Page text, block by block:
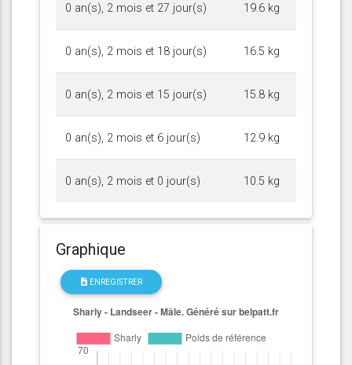
0 an(s), 2 mois et 27 jour(s) 19.6 kg
0 an(s), 2 mois et 18 jour(s) 16.5 kg
0 an(s), 2 mois et 15 jour(s) 15.8 kg
0 an(s), 2 mois et 6 jour(s) 12.9 kg
0 an(s), 2 mois et 0 jour(s) 10.5 kg
Graphique
ENREGISTRER